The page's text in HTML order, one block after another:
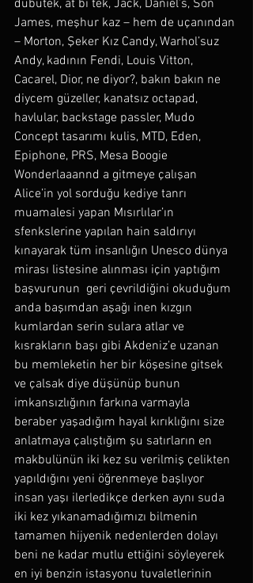
dübütek, at bi tek, Jack, Daniel’s, Son
James, meşhur kaz – hem de uçanından
– Morton, Şeker Kız Candy, Warhol’suz
Andy, kadının Fendi, Louis Vitton,
Cacarel, Dior, ne diyor?, bakın bakın ne
diycem güzeller, kanatsız octapad,
havlular, backstage passler, Mudo
Concept tasarımı kulis, MTD, Eden,
Epiphone, PRS, Mesa Boogie
Wonderlaaannd a gitmeye çalışan
Alice’in yol sorduğu kediye tanrı
muamalesi yapan Mısırlılar’ın
sfenkslerine yapılan hain saldırıyı
kınayarak tüm insanlığın Unesco dünya
mirası listesine alınması için yaptığım
başvurunun  geri çevrildiğini okuduğum
anda başımdan aşağı inen kızgın
kumlardan serin sulara atlar ve
kısrakların başı gibi Akdeniz’e uzanan
bu memleketin her bir köşesine gitsek
ve çalsak diye düşünüp bunun
imkansızlığının farkına varmayla
beraber yaşadığım hayal kırıklığını size
anlatmaya çalıştığım şu satırların en
makbulünün iki kez su verilmiş çelikten
yapıldığını yeni öğrenmeye başlıyor
insan yaşı ilerledikçe derken aynı suda
iki kez yıkanamadığımızı bilmenin
tamamen hijyenik nedenlerden dolayı
beni ne kadar mutlu ettiğini söyleyerek
en iyi benzin istasyonu tuvaletlerinin